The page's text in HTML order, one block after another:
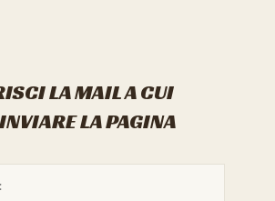
LA MAIL A CUI
LA PAGINA